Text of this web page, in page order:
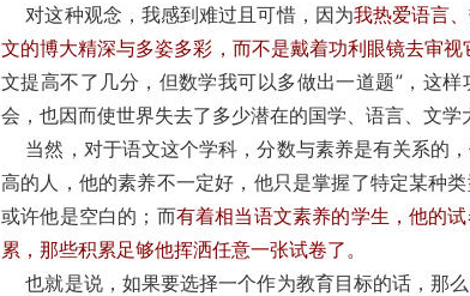
对这种观念，我感到难过且可惜，因为我热爱语言
文的博大精深与多姿多彩，而不是戴着功利眼镜去审视
文提高不了几分，但数学我可以多做出一道题”，这
会，也因而使世界失去了多少潜在的国学、语言、文学
当然，对于语文这个学科，分数与素养是有关系的
高的人，他的素养不一定好，他只是掌握了特定某种
或许他是空白的；而有着相当语文素养的学生，他的
累，那些积累足够他挥洒任意一张试卷了。
也就是说，如果要选择一个作为教育目标的话，那